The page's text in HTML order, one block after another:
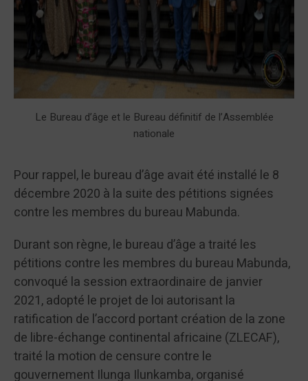
Le Bureau d’âge et le Bureau définitif de l’Assemblée
nationale
Pour rappel, le bureau d’âge avait été installé le 8
décembre 2020 à la suite des pétitions signées
contre les membres du bureau Mabunda.
Durant son règne, le bureau d’âge a traité les
pétitions contre les membres du bureau Mabunda,
convoqué la session extraordinaire de janvier
2021, adopté le projet de loi autorisant la
ratification de l’accord portant création de la zone
de libre-échange continental africaine (ZLECAF),
traité la motion de censure contre le
gouvernement Ilunga Ilunkamba, organisé